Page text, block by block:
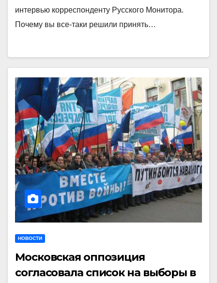
интервью корреспонденту Русского Монитора.
Почему вы все-таки решили принять…
НОВОСТИ
Московская оппозиция
согласовала список на выборы в